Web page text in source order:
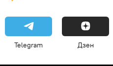
Telegram Дзен